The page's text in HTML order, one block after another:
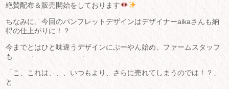
絶賛配布＆販売開始をしております
ちなみに、今回のパンフレットデザインはデザイナーaikaさんも納
得の仕上がりに！？
今までとはひと味違うデザインにぷーやん始め、ファームスタッフ
も
「こ、これは、、、いつもより、さらに売れてしまうのでは！？」
と